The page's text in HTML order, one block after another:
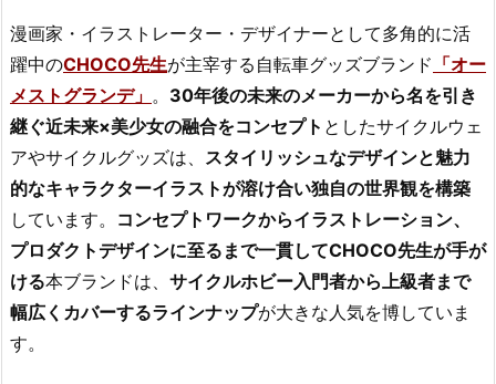
漫画家・イラストレーター・デザイナーとして多角的に活
躍中のCHOCO先生が主宰する自転車グッズブランド 「オー
メストグランデ」 。 30年後の未来のメーカーから名を引き
継ぐ近未来×美少女の融合をコンセプト としたサイクルウェ
アやサイクルグッズは、 スタイリッシュなデザインと魅力
的なキャラクターイラストが溶け合い独自の世界観を構築
しています。 コンセプトワークからイラストレーション、
プロダクトデザインに至るまで一貫してCHOCO先生が手が
ける本ブランドは、 サイクルホビー入門者から上級者まで
幅広くカバーするラインナップが大きな人気を博していま
す。